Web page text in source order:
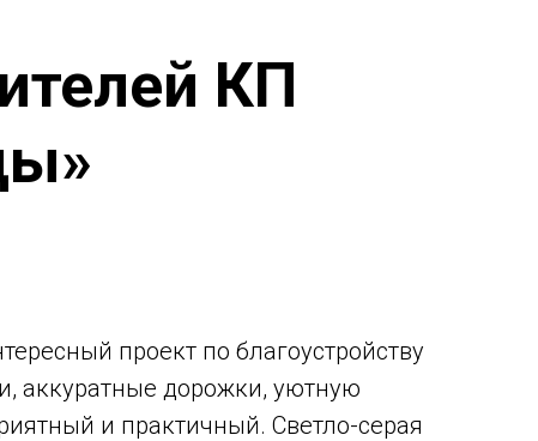
КП
проект по благоустройству
аккуратные дорожки, уютную
и практичный. Светло-серая